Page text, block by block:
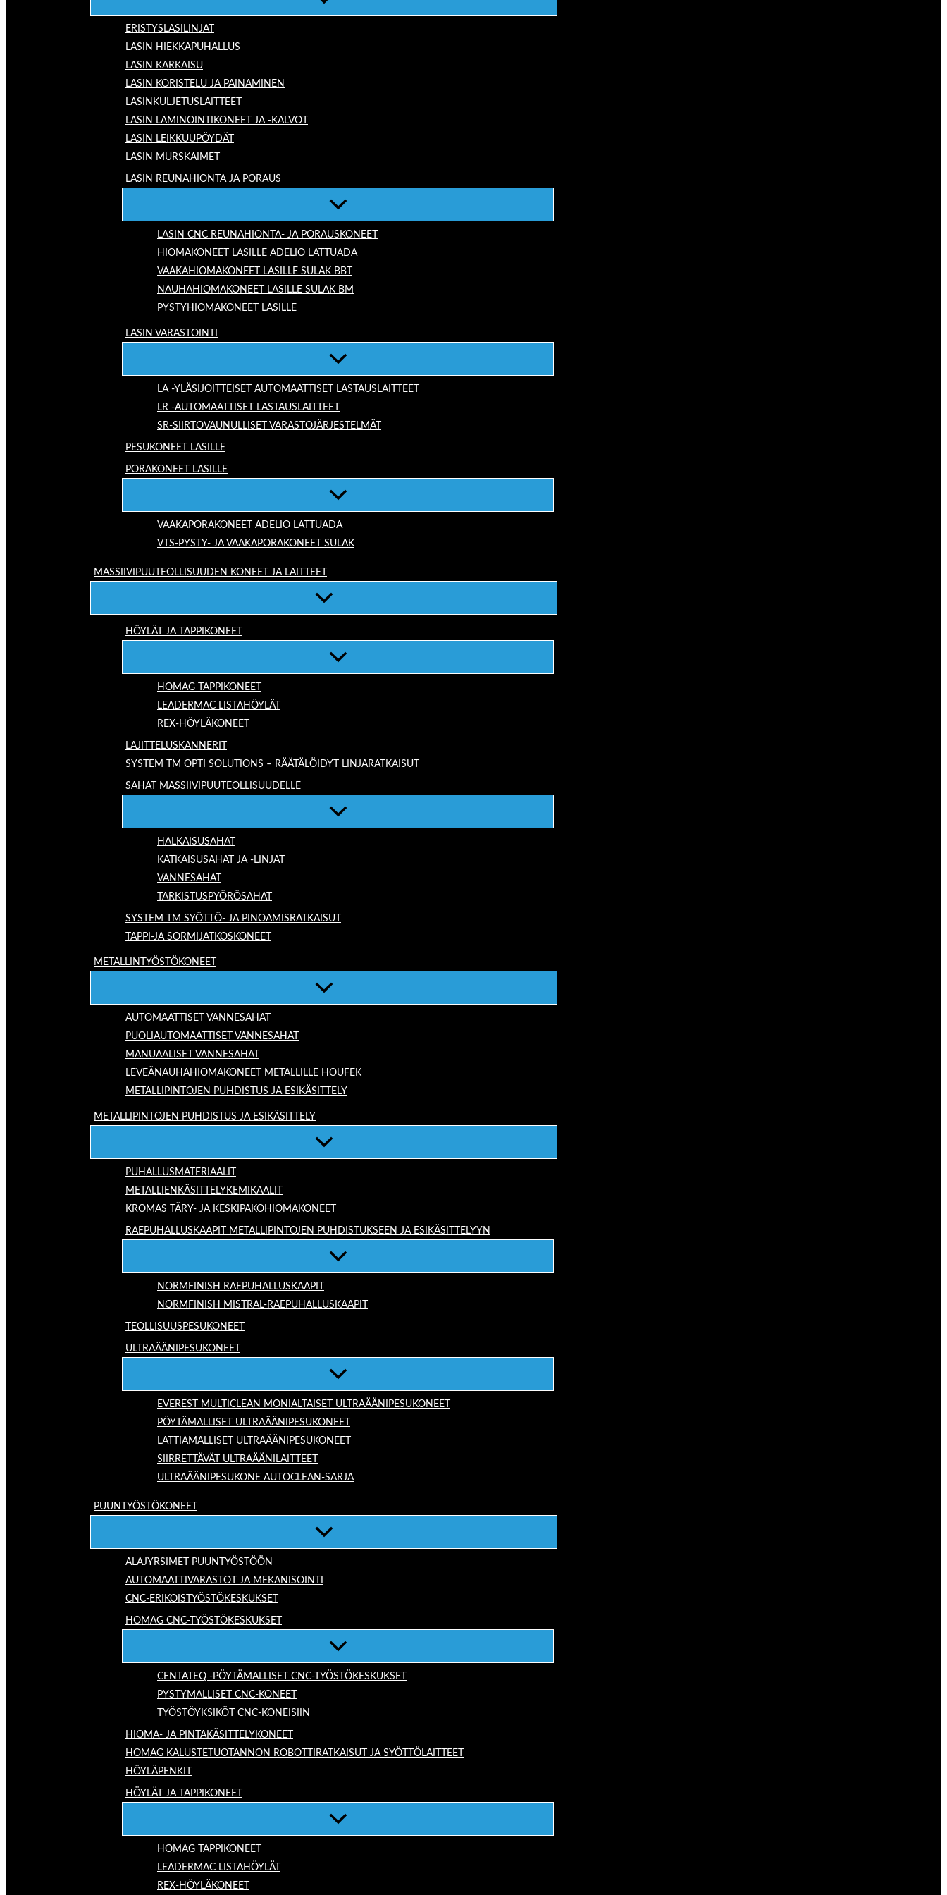
ERISTYSLASILINJAT
LASIN HIEKKAPUHALLUS
LASIN KARKAISU
LASIN KORISTELU JA PAINAMINEN
LASINKULJETUSLAITTEET
LASIN LAMINOINTIKONEET JA -KALVOT
LASIN LEIKKUUPÖYDÄT
LASIN MURSKAIMET
LASIN REUNAHIONTA JA PORAUS
LASIN CNC REUNAHIONTA- JA PORAUSKONEET
HIOMAKONEET LASILLE ADELIO LATTUADA
VAAKAHIOMAKONEET LASILLE SULAK BBT
NAUHAHIOMAKONEET LASILLE SULAK BM
PYSTYHIOMAKONEET LASILLE
LASIN VARASTOINTI
LA -YLÄSIJOITTEISET AUTOMAATTISET LASTAUSLAITTEET
LR -AUTOMAATTISET LASTAUSLAITTEET
SR-SIIRTOVAUNULLISET VARASTOJÄRJESTELMÄT
PESUKONEET LASILLE
PORAKONEET LASILLE
VAAKAPORAKONEET ADELIO LATTUADA
VTS-PYSTY- JA VAAKAPORAKONEET SULAK
MASSIIVIPUUTEOLLISUUDEN KONEET JA LAITTEET
HÖYLÄT JA TAPPIKONEET
HOMAG TAPPIKONEET
LEADERMAC LISTAHÖYLÄT
REX-HÖYLÄKONEET
LAJITTELUSKANNERIT
SYSTEM TM OPTI SOLUTIONS – RÄÄTÄLÖIDYT LINJARATKAISUT
SAHAT MASSIIVIPUUTEOLLISUUDELLE
HALKAISUSAHAT
KATKAISUSAHAT JA -LINJAT
VANNESAHAT
TARKISTUSPYÖRÖSAHAT
SYSTEM TM SYÖTTÖ- JA PINOAMISRATKAISUT
TAPPI-JA SORMIJATKOSKONEET
METALLINTYÖSTÖKONEET
AUTOMAATTISET VANNESAHAT
PUOLIAUTOMAATTISET VANNESAHAT
MANUAALISET VANNESAHAT
LEVEÄNAUHAHIOMAKONEET METALLILLE HOUFEK
METALLIPINTOJEN PUHDISTUS JA ESIKÄSITTELY
METALLIPINTOJEN PUHDISTUS JA ESIKÄSITTELY
PUHALLUSMATERIAALIT
METALLIENKÄSITTELYKEMIKAALIT
KROMAS TÄRY- JA KESKIPAKOHIOMAKONEET
RAEPUHALLUSKAAPIT METALLIPINTOJEN PUHDISTUKSEEN JA ESIKÄSITTELYYN
NORMFINISH RAEPUHALLUSKAAPIT
NORMFINISH MISTRAL-RAEPUHALLUSKAAPIT
TEOLLISUUSPESUKONEET
ULTRAÄÄNIPESUKONEET
EVEREST MULTICLEAN MONIALTAISET ULTRAÄÄNIPESUKONEET
PÖYTÄMALLISET ULTRAÄÄNIPESUKONEET
LATTIAMALLISET ULTRAÄÄNIPESUKONEET
SIIRRETTÄVÄT ULTRAÄÄNILAITTEET
ULTRAÄÄNIPESUKONE AUTOCLEAN-SARJA
PUUNTYÖSTÖKONEET
ALAJYRSIMET PUUNTYÖSTÖÖN
AUTOMAATTIVARASTOT JA MEKANISOINTI
CNC-ERIKOISTYÖSTÖKESKUKSET
HOMAG CNC-TYÖSTÖKESKUKSET
CENTATEQ -PÖYTÄMALLISET CNC-TYÖSTÖKESKUKSET
PYSTYMALLISET CNC-KONEET
TYÖSTÖYKSIKÖT CNC-KONEISIIN
HIOMA- JA PINTAKÄSITTELYKONEET
HOMAG KALUSTETUOTANNON ROBOTTIRATKAISUT JA SYÖTTÖLAITTEET
HÖYLÄPENKIT
HÖYLÄT JA TAPPIKONEET
HOMAG TAPPIKONEET
LEADERMAC LISTAHÖYLÄT
REX-HÖYLÄKONEET